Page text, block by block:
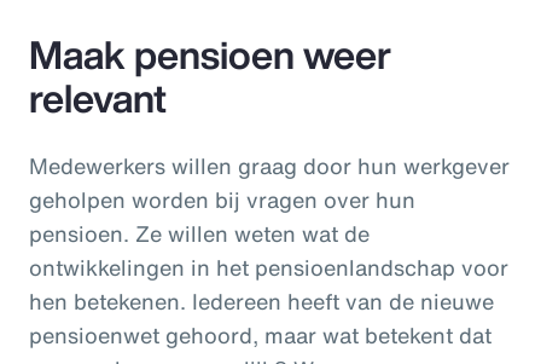
Maak pensioen weer
relevant
Medewerkers willen graag door hun werkgever
geholpen worden bij vragen over hun
pensioen. Ze willen weten wat de
ontwikkelingen in het pensioenlandschap voor
hen betekenen. Iedereen heeft van de nieuwe
pensioenwet gehoord, maar wat betekent dat